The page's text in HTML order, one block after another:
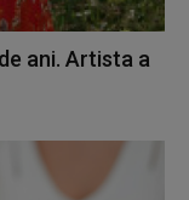
ani. Artista a